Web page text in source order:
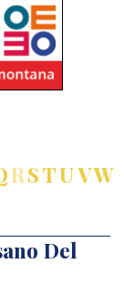
RSTUVW
Del